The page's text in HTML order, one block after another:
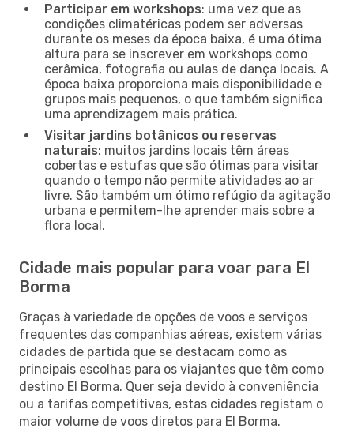
Participar em workshops: uma vez que as
condições climatéricas podem ser adversas
durante os meses da época baixa, é uma ótima
altura para se inscrever em workshops como
cerâmica, fotografia ou aulas de dança locais. A
época baixa proporciona mais disponibilidade e
grupos mais pequenos, o que também significa
uma aprendizagem mais prática.
Visitar jardins botânicos ou reservas
naturais: muitos jardins locais têm áreas
cobertas e estufas que são ótimas para visitar
quando o tempo não permite atividades ao ar
livre. São também um ótimo refúgio da agitação
urbana e permitem-lhe aprender mais sobre a
flora local.
Cidade mais popular para voar para El
Borma
Graças à variedade de opções de voos e serviços
frequentes das companhias aéreas, existem várias
cidades de partida que se destacam como as
principais escolhas para os viajantes que têm como
destino El Borma. Quer seja devido à conveniência
ou a tarifas competitivas, estas cidades registam o
maior volume de voos diretos para El Borma.